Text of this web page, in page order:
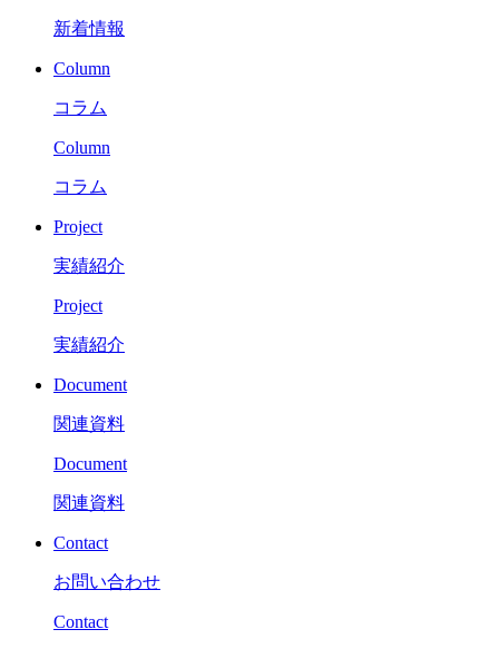
新着情報
Column
コラム
Column
コラム
Project
実績紹介
Project
実績紹介
Document
関連資料
Document
関連資料
Contact
お問い合わせ
Contact